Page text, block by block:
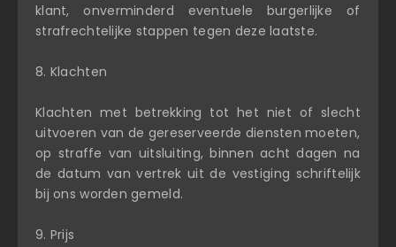
klant, onverminderd eventuele burgerlijke of
strafrechtelijke stappen tegen deze laatste.
8. Klachten
Klachten met betrekking tot het niet of slecht
uitvoeren van de gereserveerde diensten moeten,
op straffe van uitsluiting, binnen acht dagen na
de datum van vertrek uit de vestiging schriftelijk
bij ons worden gemeld.
9. Prijs